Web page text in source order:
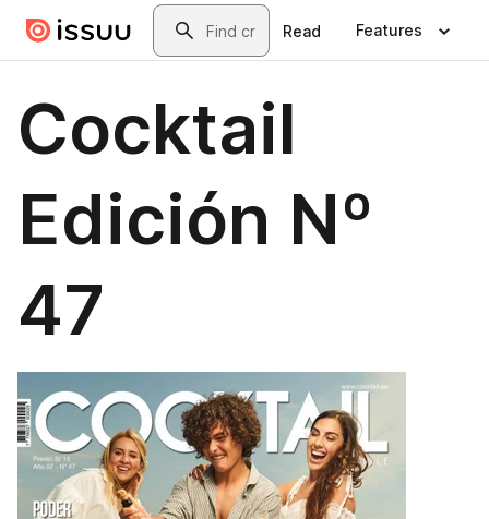
Skip to main contentSearch
Read Features
Cocktail
Edición Nº
47